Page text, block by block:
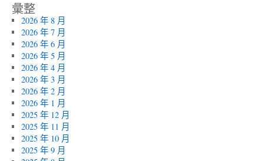
彙整
2026 年 8 月
2026 年 7 月
2026 年 6 月
2026 年 5 月
2026 年 4 月
2026 年 3 月
2026 年 2 月
2026 年 1 月
2025 年 12 月
2025 年 11 月
2025 年 10 月
2025 年 9 月